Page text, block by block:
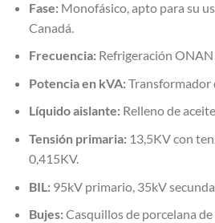
Fase:Monofásico, apto para su
Canadá.
Frecuencia:Refrigeración ONAN
Potencia en kVA:Transformador
Líquido aislante:Relleno de
Tensión primaria:13,5KV con
0,415KV.
BIL:95kV primario, 35kV
Bujes:Casquillos de porcelana